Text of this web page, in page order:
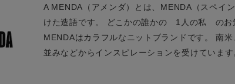
KIDS
価格
A MENDA（アメンダ）とは、MENDA（スペイ
けた造語です。 どこかの誰かの 1人の私 のお
MENDAはカラフルなニットブランドです。 南
並みなどからインスピレーションを受けています